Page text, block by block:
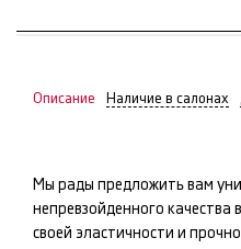
Описание Наличие в салонах
Мы рады предложить вам
непревзойденного качества
своей эластичности и